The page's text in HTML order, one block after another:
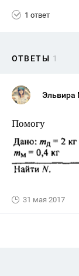
1 ответ
ОТВЕТЫ 1
Эльвира
Помогу
31 мая 2017